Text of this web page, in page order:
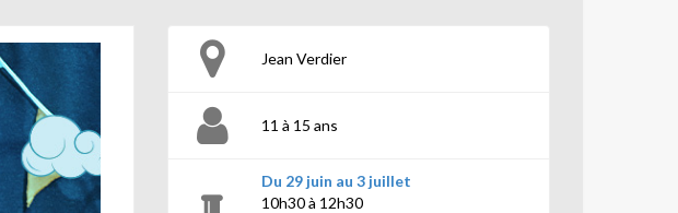
Jean Verdier
11 à 15 ans
Du 29 juin au 3 juillet
10h30 à 12h30